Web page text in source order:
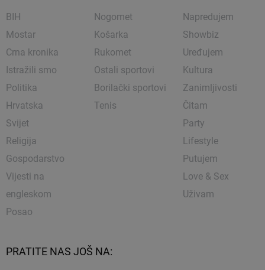
BIH
Mostar
Crna kronika
Istražili smo
Politika
Hrvatska
Svijet
Religija
Gospodarstvo
Vijesti na
engleskom
Posao
Nogomet
Košarka
Rukomet
Ostali sportovi
Borilački sportovi
Tenis
Napredujem
Showbiz
Uređujem
Kultura
Zanimljivosti
Čitam
Party
Lifestyle
Putujem
Love & Sex
Uživam
PRATITE NAS JOŠ NA: